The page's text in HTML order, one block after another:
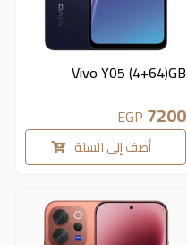
Vivo Y05 (4+64)GB
7200
EGP
أضف إلى السلة